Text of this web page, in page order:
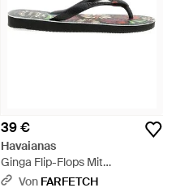
39 €
Havaianas
Ginga Flip-Flops Mit
Blumenprint - Weiß
Von FARFETCH